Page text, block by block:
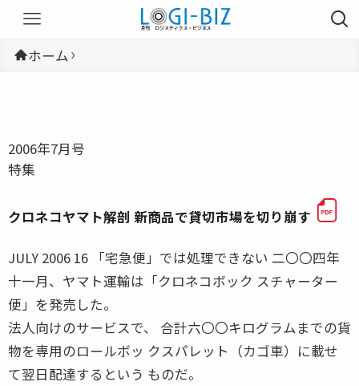
ホーム
2006年7月号
特集
クロネコヤマト解剖 新商品で貸切市場を切り崩す
JULY 2006 16 「宅急便」では処理できない 二〇〇四年
十一月、ヤマト運輸は「クロネコボック スチャーター
便」を発売した。
法人向けのサービスで、 合計六〇〇キログラムまでの貨
物を専用のロールボッ クスパレット（カゴ車）に載せ
て翌日配達するという ものだ。